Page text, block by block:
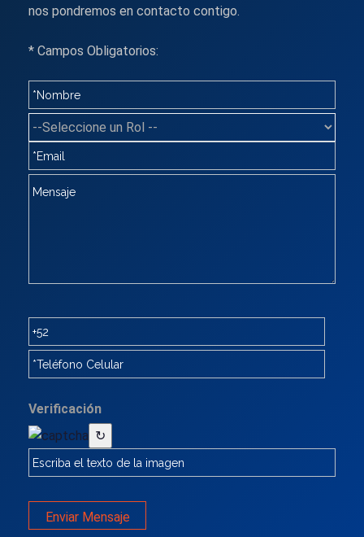
nos pondremos en contacto contigo.
* Campos Obligatorios:
Verificación
↻
Enviar Mensaje